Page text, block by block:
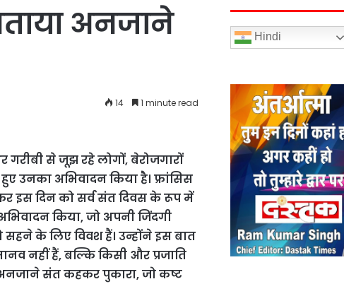
अनजाने
14 1 minute read
गरीबी से जूझ रहे लोगों, बेरोजगारों
उनका अभिवादन किया है। फ्रांसिस
इस दिन को सर्व संत दिवस के रूप में
किया, जो अपनी जिंदगी
के लिए विवश हैं। उन्होंने इस बात
नहीं हैं, बल्कि किसी और प्रजाति
संत कहकर पुकारा, जो कष्ट
Hindi